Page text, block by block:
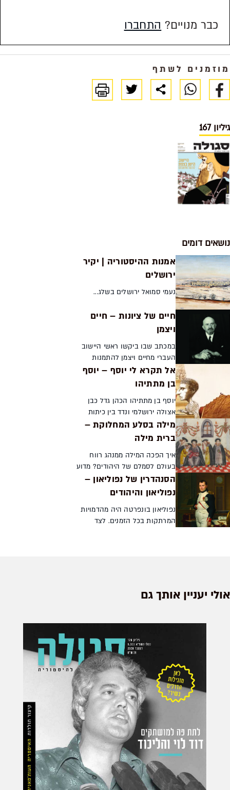
כבר מנויים? התחברו
מוזמנים לשתף
גיליון 167
נושאים דומים
אמנות ההיסטוריה | יקיר
ירושלים
נעמי סמואל ירושלים בשלג...
חיים של ציונות – חיים
ויצמן
במכתב שבו ביקשו ראשי היישוב
העברי מחיים ויצמן להתמנות
לנשיא הראשון של מדינת ישראל
הם תיארו אותו כמי שעשה יותר
המדינה. ואכן, ויצמן הקדי...
אל תקרא לי יוסף – יוסף
בן מתתיהו
יוסף בן מתתיהו הכהן גדל כבן
אצולה ירושלמי ונדד בין כיתות
שונות בחיפוש אחר זהותו. כבר
בגיל צעיר הוטלו עליו שליחויות
בירושלים. עריקתו ל...
מילה בסלע המחלוקת –
ברית מילה
איך הפכה המילה ממנהג רווח
בעולם לסמלם של היהודים? מדוע
היא שימשה סלע מחלוקת ואבן
בוחן בין תרבויות ועמים שונים
הפרידה בין יהודים לנוצ...
הסנהדרין של נפוליאון –
נפוליאון והיהודים
נפוליאון בונפרטה היה מהדמויות
המרתקות בכל הזמנים. לצד
אולי יעניין אותך גם